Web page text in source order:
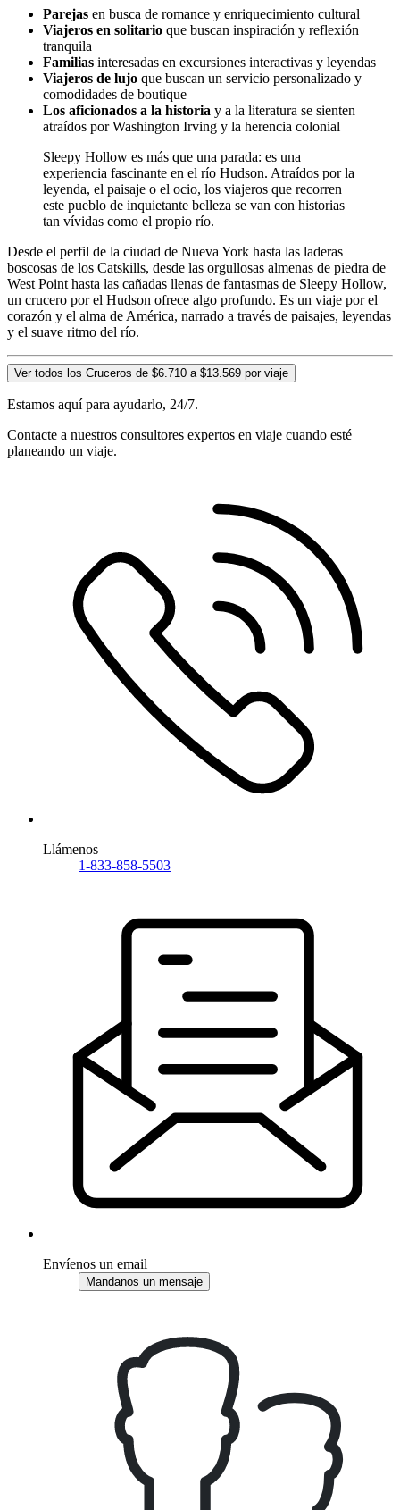
Parejas en busca de romance y enriquecimiento cultural
Viajeros en solitario que buscan inspiración y reflexión
tranquila
Familias interesadas en excursiones interactivas y leyendas
Viajeros de lujo que buscan un servicio personalizado y
comodidades de boutique
Los aficionados a la historia y a la literatura se sienten
atraídos por Washington Irving y la herencia colonial
Sleepy Hollow es más que una parada: es una
experiencia fascinante en el río Hudson. Atraídos por la
leyenda, el paisaje o el ocio, los viajeros que recorren
este pueblo de inquietante belleza se van con historias
tan vívidas como el propio río.
Desde el perfil de la ciudad de Nueva York hasta las laderas
boscosas de los Catskills, desde las orgullosas almenas de piedra de
West Point hasta las cañadas llenas de fantasmas de Sleepy Hollow,
un crucero por el Hudson ofrece algo profundo. Es un viaje por el
corazón y el alma de América, narrado a través de paisajes, leyendas
y el suave ritmo del río.
Ver todos los Cruceros de $6.710 a $13.569 por viaje
Estamos aquí para ayudarlo, 24/7.
Contacte a nuestros consultores expertos en viaje cuando esté
planeando un viaje.
Llámenos
1-833-858-5503
Envíenos un email
Mandanos un mensaje